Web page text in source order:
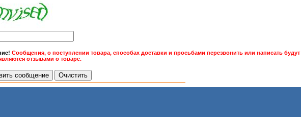
Сообщения, о поступлении товара, способах доставки и просьбами перезвонить или написать будут
отзывами о товаре.